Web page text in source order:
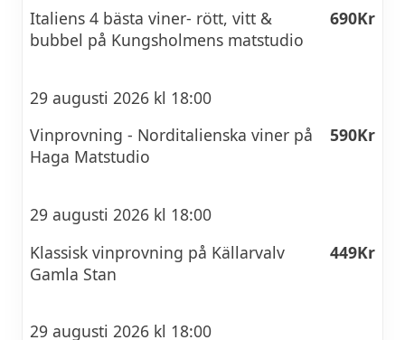
Italiens 4 bästa viner- rött, vitt &
bubbel på Kungsholmens matstudio
690Kr
29 augusti 2026 kl 18:00
Vinprovning - Norditalienska viner på
Haga Matstudio
590Kr
29 augusti 2026 kl 18:00
Klassisk vinprovning på Källarvalv
Gamla Stan
449Kr
29 augusti 2026 kl 18:00